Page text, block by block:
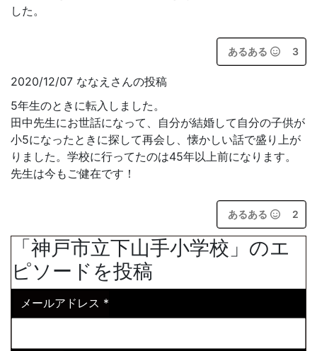
した。
あるある 3
2020/12/07 ななえさんの投稿
5年生のときに転入しました。
田中先生にお世話になって、自分が結婚して自分の子供が
小5になったときに探して再会し、懐かしい話で盛り上が
りました。学校に行ってたのは45年以上前になります。
先生は今もご健在です！
あるある 2
「神戸市立下山手小学校」のエ
ピソードを投稿
メールアドレス *